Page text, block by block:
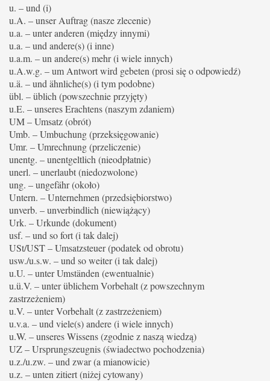
u. – und (i)
u.A. – unser Auftrag (nasze zlecenie)
u.a. – unter anderen (między innymi)
u.a. – und andere(s) (i inne)
u.a.m. – un andere(s) mehr (i wiele innych)
u.A.w.g. – um Antwort wird gebeten (prosi się o odpowiedź)
u.ä. – und ähnliche(s) (i tym podobne)
übl. – üblich (powszechnie przyjęty)
u.E. – unseres Erachtens (naszym zdaniem)
UM – Umsatz (obrót)
Umb. – Umbuchung (przeksięgowanie)
Umr. – Umrechnung (przeliczenie)
unentg. – unentgeltlich (nieodpłatnie)
unerl. – unerlaubt (niedozwolone)
ung. – ungefähr (około)
Untern. – Unternehmen (przedsiębiorstwo)
unverb. – unverbindlich (niewiążący)
Urk. – Urkunde (dokument)
usf. – und so fort (i tak dalej)
USt/UST – Umsatzsteuer (podatek od obrotu)
usw./u.s.w. – und so weiter (i tak dalej)
u.U. – unter Umständen (ewentualnie)
u.ü.V. – unter üblichem Vorbehalt (z powszechnym
zastrzeżeniem)
u.V. – unter Vorbehalt (z zastrzeżeniem)
u.v.a. – und viele(s) andere (i wiele innych)
u.W. – unseres Wissens (zgodnie z naszą wiedzą)
UZ – Ursprungszeugnis (świadectwo pochodzenia)
u.z./u.zw. – und zwar (a mianowicie)
u.z. – unten zitiert (niżej cytowany)